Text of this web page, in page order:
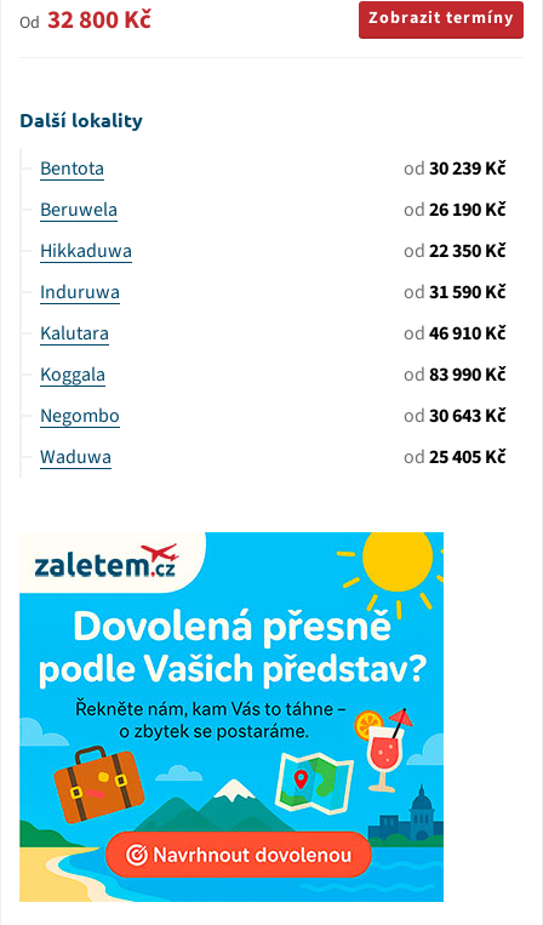
Od 32 800 Kč Zobrazit termíny
Další lokality
Bentota od30 239 Kč
Beruwela
od26 190 Kč
Hikkaduwa
od22 350 Kč
Induruwa
od31 590 Kč
Kalutara
od46 910 Kč
Koggala
od83 990 Kč
Negombo
od30 643 Kč
Waduwa
od25 405 Kč